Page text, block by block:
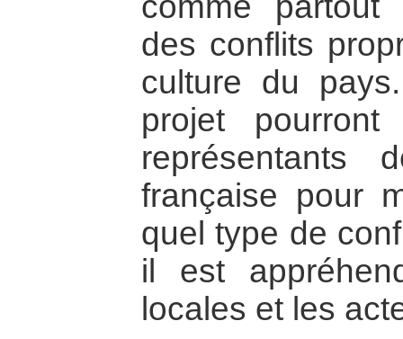
des conflits
culture du
projet
représentants
française pour
quel type de
il est
locales et les